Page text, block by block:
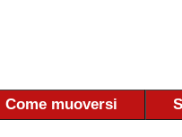
Come muoversi